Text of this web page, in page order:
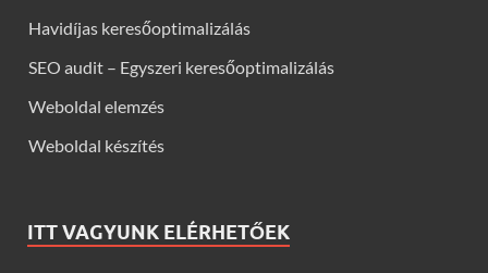
Havidíjas keresőoptimalizálás
SEO audit – Egyszeri keresőoptimalizálás
Weboldal elemzés
Weboldal készítés
ITT VAGYUNK ELÉRHETŐEK